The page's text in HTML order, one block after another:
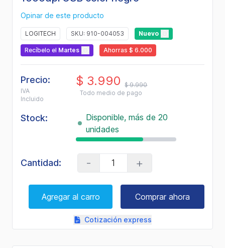
Opinar de este producto
LOGITECH SKU: 910-004053 Nuevo
Recíbelo el Martes Ahorras $ 6.000
Precio:
IVA
Incluido
$ 3.990
$ 9.990
Todo medio de pago
Stock:
Disponible, más de 20
unidades
Cantidad: - +
Agregar al carro Comprar ahora
Cotización express